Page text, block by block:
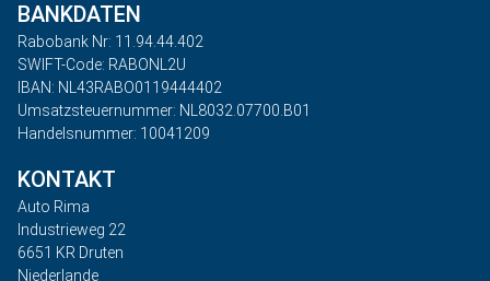
BANKDATEN
Rabobank Nr: 11.94.44.402
SWIFT-Code: RABONL2U
IBAN: NL43RABO0119444402
Umsatzsteuernummer: NL8032.07700.B01
Handelsnummer: 10041209
KONTAKT
Auto Rima
Industrieweg 22
6651 KR Druten
Niederlande